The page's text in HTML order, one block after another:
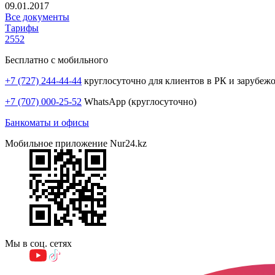
09.01.2017
Все документы
Тарифы
2552
Бесплатно с мобильного
+7 (727) 244-44-44 круглосуточно для клиентов в РК и
+7 (707) 000-25-52 WhatsApp (круглосуточно)
Банкоматы и офисы
Мобильное приложение Nur24.kz
Мы в соц. сетях